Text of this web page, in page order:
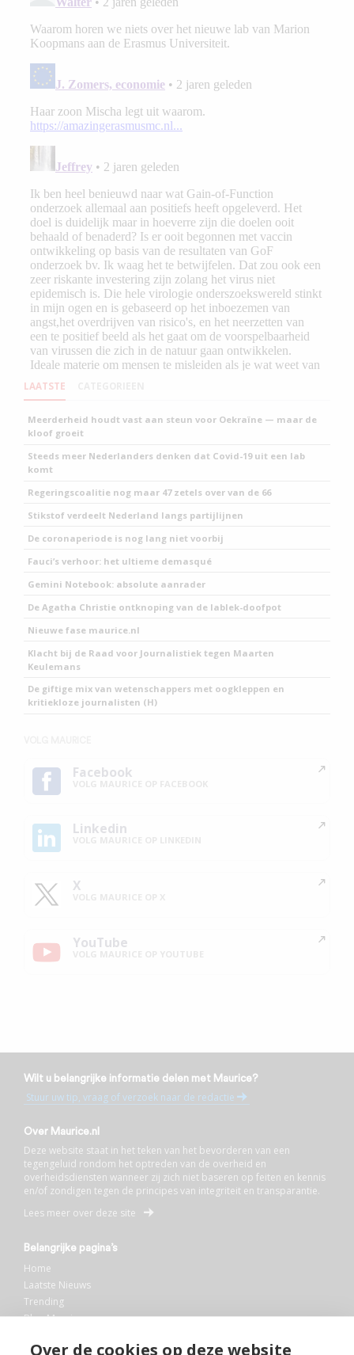
Over de cookies op deze website
LAATSTE
Meerderheid houdt vast aan steun voor Oekraïne — maar de
kloof groeit
Steeds meer Nederlanders denken dat Covid-19 uit een lab
komt
Regeringscoalitie nog maar 47 zetels over van de 66
Stikstof verdeelt Nederland langs partijlijnen
De coronaperiode is nog lang niet voorbij
Fauci’s verhoor: het ultieme demasqué
Gemini Notebook: absolute aanrader
De Agatha Christie ontknoping van de lablek-doofpot
Nieuwe fase maurice.nl
Klacht bij de Raad voor Journalistiek tegen Maarten
Keulemans
De giftige mix van wetenschappers met oogkleppen en
kritiekloze journalisten (H)
Facebook
Linkedin
X
YouTube
Wilt u belangrijke informatie delen met Maurice?
Stuur uw tip, vraag of verzoek naar de redactie
Over Maurice.nl
Deze website staat in het teken van het bevorderen van een
tegengeluid rondom het optreden van de overheid en
overheidsdiensten wanneer zij zich niet baseren op feiten en kennis
en/of zondigen tegen de principes van integriteit en transparantie.
Lees meer over deze site
Belangrijke pagina’s
Home
Laatste Nieuws
Trending
Blog Maurice
Bibliotheek